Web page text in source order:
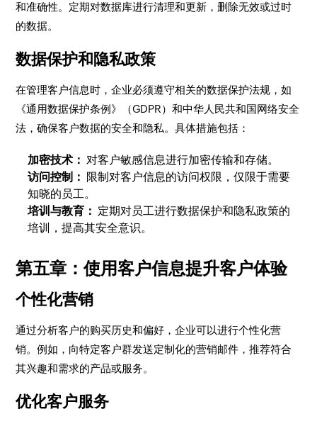
和准确性。定期对数据库进行清理和更新，删除无效或过时
的数据。
数据保护和隐私政策
在管理客户信息时，企业必须遵守相关的数据保护法规，如
《通用数据保护条例》（GDPR）和中华人民共和国网络安全
法，确保客户数据的安全和隐私。具体措施包括：
加密技术： 对客户敏感信息进行加密传输和存储。
访问控制： 限制对客户信息的访问权限，仅限于需要
知晓的员工。
培训与教育： 定期对员工进行数据保护和隐私政策的
培训，提高其安全意识。
第五章：使用客户信息提升客户体验
个性化营销
通过分析客户的购买历史和偏好，企业可以进行个性化营
销。例如，向特定客户群发送定制化的营销邮件，推荐符合
其兴趣和需求的产品或服务。
优化客户服务